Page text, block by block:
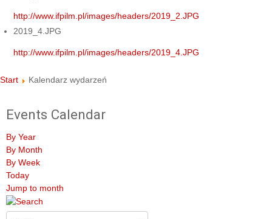
http://www.ifpilm.pl/images/headers/2019_2.JPG
2019_4.JPG
http://www.ifpilm.pl/images/headers/2019_4.JPG
Start Kalendarz wydarzeń
Events Calendar
By Year
By Month
By Week
Today
Jump to month